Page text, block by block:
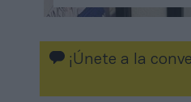
¡Únete a la